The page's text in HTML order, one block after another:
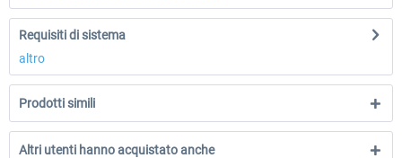
Requisiti di sistema
altro
Prodotti simili
Altri utenti hanno acquistato anche